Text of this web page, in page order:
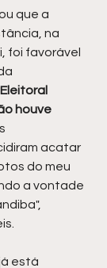
que a
na
foi favorável
houve
acatar
do meu
a vontade
está